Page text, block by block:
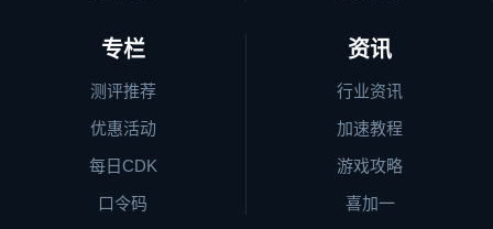
专栏
测评推荐
优惠活动
每日CDK
口令码
资讯
行业资讯
加速教程
游戏攻略
喜加一